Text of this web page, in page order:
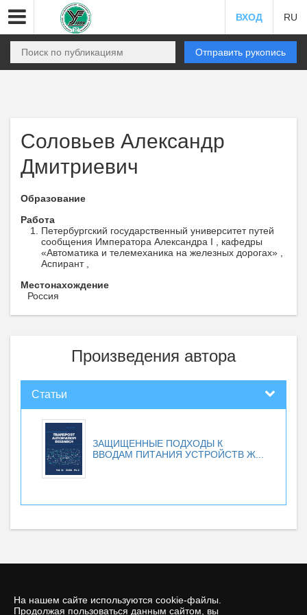
На нашем сайте используются cookie-файлы.
Продолжая пользоваться данным сайтом, вы
ВХОД RU
Отправить рукопись
Соловьев Александр
Дмитриевич
Образование
Работа
Петербургский государственный университет путей
сообщения Императора Александра I , кафедры
«Автоматика и телемеханика на железных дорогах» ,
Аспирант ,
Местонахождение
Россия
Произведения автора
Статьи
ЗАЩИЩЕННЫЕ ПОДХОДЫ К
ВВОДАМ ПИТАНИЯ УСТРОЙСТВ Ж...